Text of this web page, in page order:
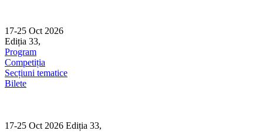
content
17-25 Oct 2026
Ediția 33,
Program
Competiția
Secțiuni tematice
Bilete
17-25 Oct 2026 Ediția 33,